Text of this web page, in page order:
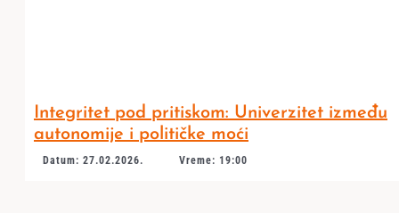
Integritet pod pritiskom: Univerzitet između
autonomije i političke moći
Datum: 27.02.2026. Vreme: 19:00